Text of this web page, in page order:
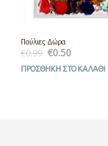
Πούλιες Δώρα
€0.99 €0.50
ΠΡΟΣΘΉΚΗ ΣΤΟ ΚΑΛΆΘΙ